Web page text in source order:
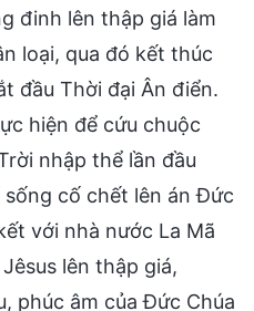
đinh lên thập giá làm
loại, qua đó kết thúc
đầu Thời đại Ân điển.
hiện để cứu chuộc
nhập thể lần đầu
cố chết lên án Đức
với nhà nước La Mã
lên thập giá,
phúc âm của Đức Chúa